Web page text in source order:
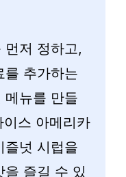
먼저 정하고,
를 추가하는
메뉴를 만들
스 아메리카
즐넛 시럽을
을 즐길 수 있